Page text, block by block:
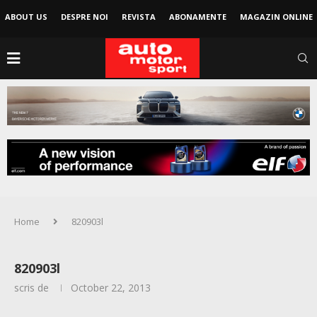
ABOUT US DESPRE NOI REVISTA ABONAMENTE MAGAZIN ONLINE
Home 820903l
820903l
scris de October 22, 2013